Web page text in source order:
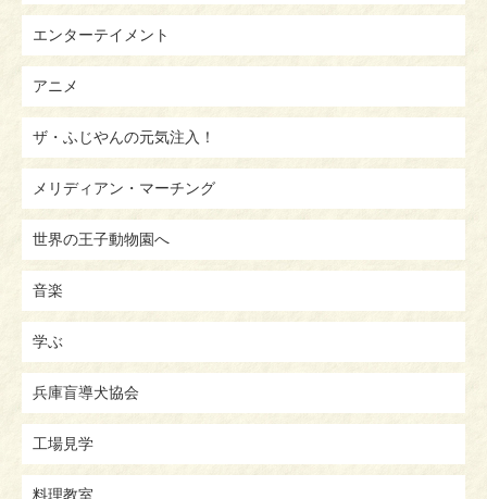
エンターテイメント
アニメ
ザ・ふじやんの元気注入！
メリディアン・マーチング
世界の王子動物園へ
音楽
学ぶ
兵庫盲導犬協会
工場見学
料理教室